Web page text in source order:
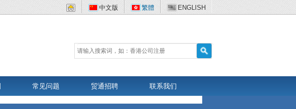
中文版 繁體 ENGLISH
常见问题 贸通招聘 联系我们